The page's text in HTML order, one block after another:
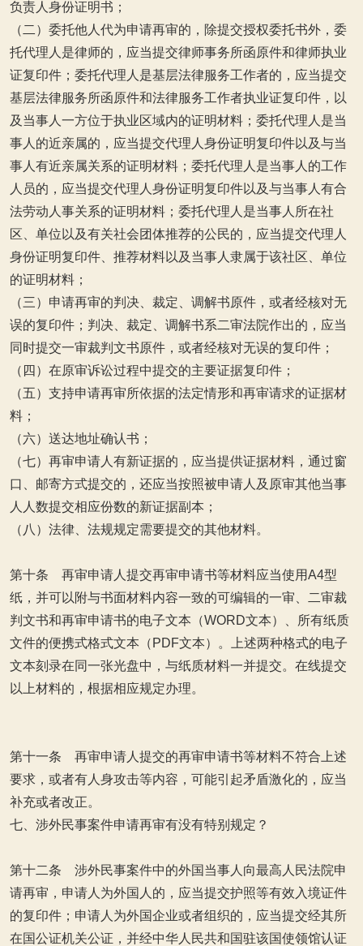
负责人身份证明书；
（二）委托他人代为申请再审的，除提交授权委托书外，委
托代理人是律师的，应当提交律师事务所函原件和律师执业
证复印件；委托代理人是基层法律服务工作者的，应当提交
基层法律服务所函原件和法律服务工作者执业证复印件，以
及当事人一方位于执业区域内的证明材料；委托代理人是当
事人的近亲属的，应当提交代理人身份证明复印件以及与当
事人有近亲属关系的证明材料；委托代理人是当事人的工作
人员的，应当提交代理人身份证明复印件以及与当事人有合
法劳动人事关系的证明材料；委托代理人是当事人所在社
区、单位以及有关社会团体推荐的公民的，应当提交代理人
身份证明复印件、推荐材料以及当事人隶属于该社区、单位
的证明材料；
（三）申请再审的判决、裁定、调解书原件，或者经核对无
误的复印件；判决、裁定、调解书系二审法院作出的，应当
同时提交一审裁判文书原件，或者经核对无误的复印件；
（四）在原审诉讼过程中提交的主要证据复印件；
（五）支持申请再审所依据的法定情形和再审请求的证据材
料；
（六）送达地址确认书；
（七）再审申请人有新证据的，应当提供证据材料，通过窗
口、邮寄方式提交的，还应当按照被申请人及原审其他当事
人人数提交相应份数的新证据副本；
（八）法律、法规规定需要提交的其他材料。
第十条 再审申请人提交再审申请书等材料应当使用A4型
纸，并可以附与书面材料内容一致的可编辑的一审、二审裁
判文书和再审申请书的电子文本（WORD文本）、所有纸质
文件的便携式格式文本（PDF文本）。上述两种格式的电子
文本刻录在同一张光盘中，与纸质材料一并提交。在线提交
以上材料的，根据相应规定办理。
第十一条 再审申请人提交的再审申请书等材料不符合上述
要求，或者有人身攻击等内容，可能引起矛盾激化的，应当
补充或者改正。
七、涉外民事案件申请再审有没有特别规定？
第十二条 涉外民事案件中的外国当事人向最高人民法院申
请再审，申请人为外国人的，应当提交护照等有效入境证件
的复印件；申请人为外国企业或者组织的，应当提交经其所
在国公证机关公证，并经中华人民共和国驻该国使领馆认证